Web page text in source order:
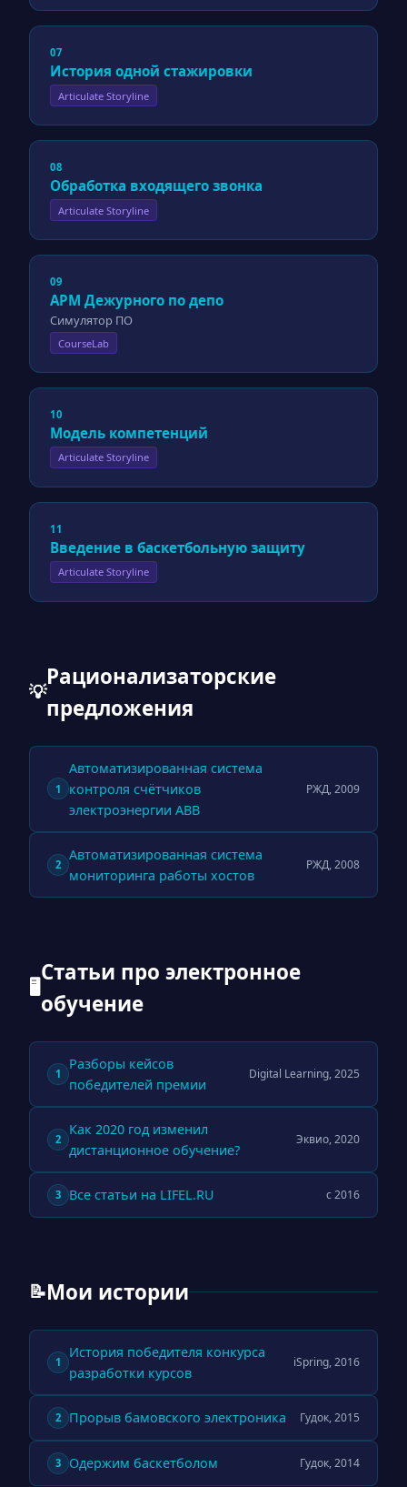
07
История одной стажировки
Articulate Storyline
08
Обработка входящего звонка
Articulate Storyline
09
АРМ Дежурного по депо
Симулятор ПО
CourseLab
10
Модель компетенций
Articulate Storyline
11
Введение в баскетбольную защиту
Articulate Storyline
💡
Рационализаторские
предложения
1
Автоматизированная система
контроля счётчиков
электроэнергии ABB
РЖД, 2009
2
Автоматизированная система
мониторинга работы хостов
РЖД, 2008
🖥
Статьи про электронное
обучение
1
Разборы кейсов
победителей премии
Digital Learning, 2025
2
Как 2020 год изменил
дистанционное обучение?
Эквио, 2020
3 Все статьи на LIFEL.RU с 2016
📝Мои истории
1
История победителя конкурса
разработки курсов
iSpring, 2016
2 Прорыв бамовского электроника Гудок, 2015
3 Одержим баскетболом Гудок, 2014